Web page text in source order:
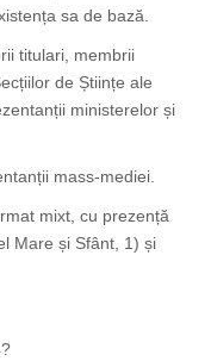
sa de bază.
titulari, membrii
de Științe ale
ministerelor și
mass-mediei.
mixt, cu prezență
Mare și Sfânt, 1) și